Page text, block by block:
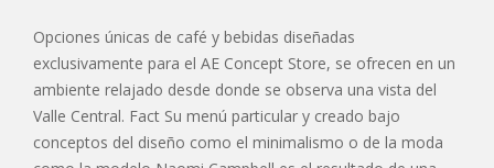
Opciones únicas de café y bebidas diseñadas
exclusivamente para el AE Concept Store, se ofrecen en un
ambiente relajado desde donde se observa una vista del
Valle Central. Fact Su menú particular y creado bajo
conceptos del diseño como el minimalismo o de la moda